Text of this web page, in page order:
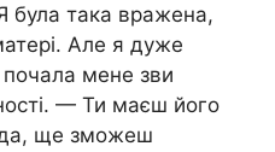
була така вражена,
Але я дуже
мене зви
— Ти маєш його
ще зможеш